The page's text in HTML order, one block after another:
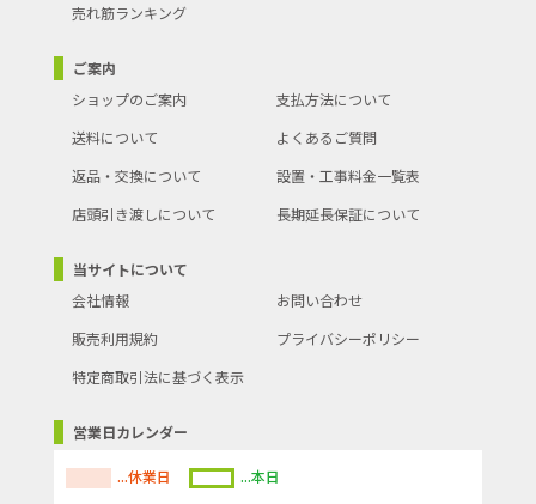
売れ筋ランキング
ご案内
ショップのご案内
支払方法について
送料について
よくあるご質問
返品・交換について
設置・工事料金一覧表
店頭引き渡しについて
長期延長保証について
当サイトについて
会社情報
お問い合わせ
販売利用規約
プライバシーポリシー
特定商取引法に基づく表示
営業日カレンダー
...休業日
...本日